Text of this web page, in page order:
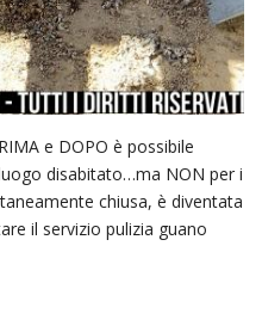
e DOPO è possibile
disabitato…ma NON per i
chiusa, è diventata
il servizio pulizia guano